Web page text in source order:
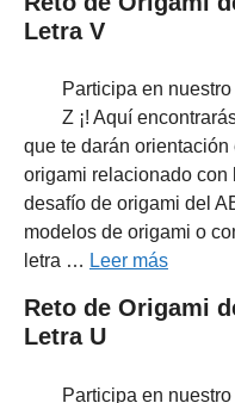
Letra V
Participa en
Z ¡! Aquí
que te darán
origami relacionado con
desafío de origami del
modelos de origami o
letra … Leer más
Reto de Origami
Letra U
Participa en